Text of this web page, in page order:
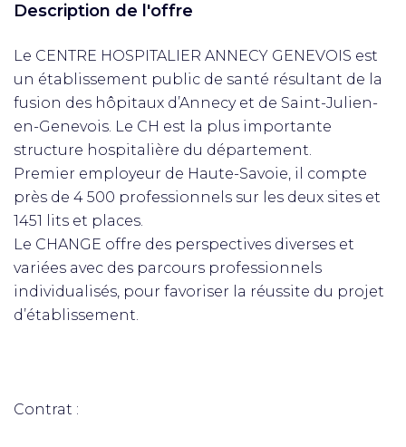
Description de l'offre
Le CENTRE HOSPITALIER ANNECY GENEVOIS est
un établissement public de santé résultant de la
fusion des hôpitaux d’Annecy et de Saint-Julien-
en-Genevois. Le CH est la plus importante
structure hospitalière du département.
Premier employeur de Haute-Savoie, il compte
près de 4 500 professionnels sur les deux sites et
1451 lits et places.
Le CHANGE offre des perspectives diverses et
variées avec des parcours professionnels
individualisés, pour favoriser la réussite du projet
d’établissement.
Contrat :